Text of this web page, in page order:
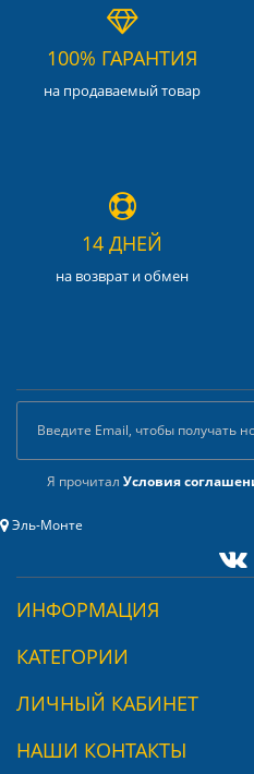
100% ГАРАНТИЯ
на продаваемый товар
14 ДНЕЙ
на возврат и обмен
Я прочитал Условия
Эль-Монте
ИНФОРМАЦИЯ
КАТЕГОРИИ
ЛИЧНЫЙ КАБИНЕТ
НАШИ КОНТАКТЫ